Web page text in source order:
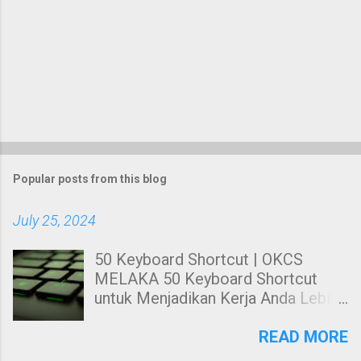
Popular posts from this blog
July 25, 2024
50 Keyboard Shortcut | OKCS
MELAKA 50 Keyboard Shortcut
untuk Menjadikan Kerja Anda Lebih
kepada anda tentang Keyboard
READ MORE